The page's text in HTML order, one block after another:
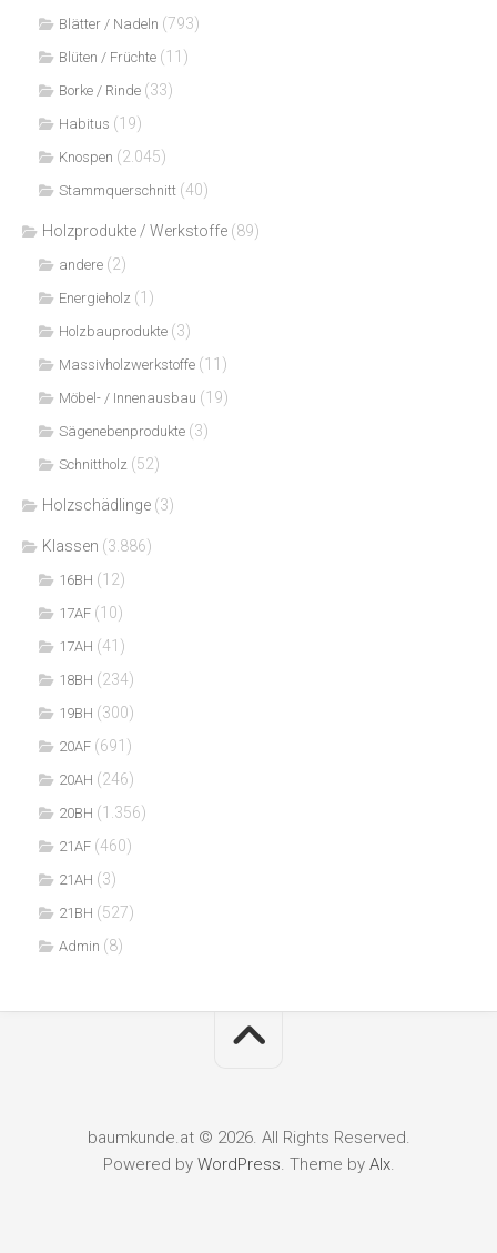
Blätter / Nadeln (793)
Blüten / Früchte (11)
Borke / Rinde (33)
Habitus (19)
Knospen (2.045)
Stammquerschnitt (40)
Holzprodukte / Werkstoffe (89)
andere (2)
Energieholz (1)
Holzbauprodukte (3)
Massivholzwerkstoffe (11)
Möbel- / Innenausbau (19)
Sägenebenprodukte (3)
Schnittholz (52)
Holzschädlinge (3)
Klassen (3.886)
16BH (12)
17AF (10)
17AH (41)
18BH (234)
19BH (300)
20AF (691)
20AH (246)
20BH (1.356)
21AF (460)
21AH (3)
21BH (527)
Admin (8)
baumkunde.at © 2026. All Rights Reserved.
Powered by WordPress. Theme by Alx.